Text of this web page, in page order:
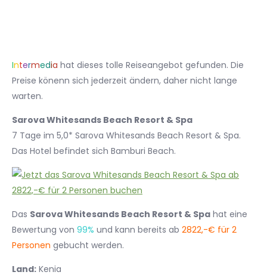
Intermedia hat dieses tolle Reiseangebot gefunden. Die
Preise könenn sich jederzeit ändern, daher nicht lange
warten.
Sarova Whitesands Beach Resort & Spa
7 Tage im 5,0* Sarova Whitesands Beach Resort & Spa.
Das Hotel befindet sich Bamburi Beach.
Das Sarova Whitesands Beach Resort & Spa hat eine
Bewertung von 99% und kann bereits ab 2822,-€ für 2
Personen gebucht werden.
Land: Kenia